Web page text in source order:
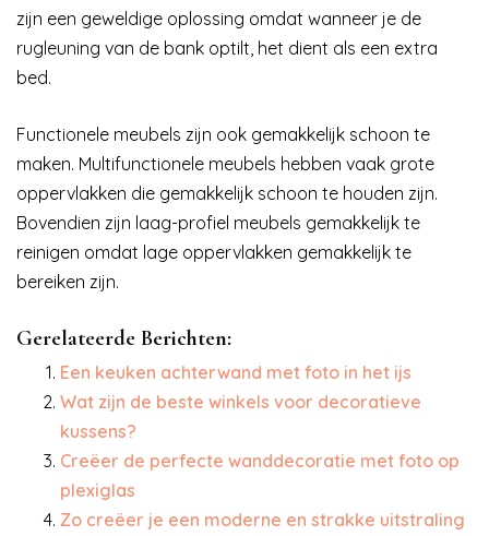
zijn een geweldige oplossing omdat wanneer je de
rugleuning van de bank optilt, het dient als een extra
bed.
Functionele meubels zijn ook gemakkelijk schoon te
maken. Multifunctionele meubels hebben vaak grote
oppervlakken die gemakkelijk schoon te houden zijn.
Bovendien zijn laag-profiel meubels gemakkelijk te
reinigen omdat lage oppervlakken gemakkelijk te
bereiken zijn.
Gerelateerde Berichten:
Een keuken achterwand met foto in het ijs
Wat zijn de beste winkels voor decoratieve
kussens?
Creëer de perfecte wanddecoratie met foto op
plexiglas
Zo creëer je een moderne en strakke uitstraling